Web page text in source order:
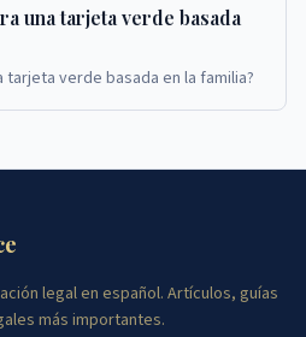
una tarjeta verde basada
tarjeta verde basada en la familia?
legal en español. Artículos, guías
más importantes.